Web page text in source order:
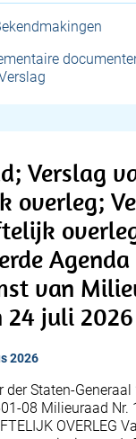
Verslag
overleg;
van
24 juli 2026
2026
der Staten-
08 Milieuraad Nr.
OVERLEG